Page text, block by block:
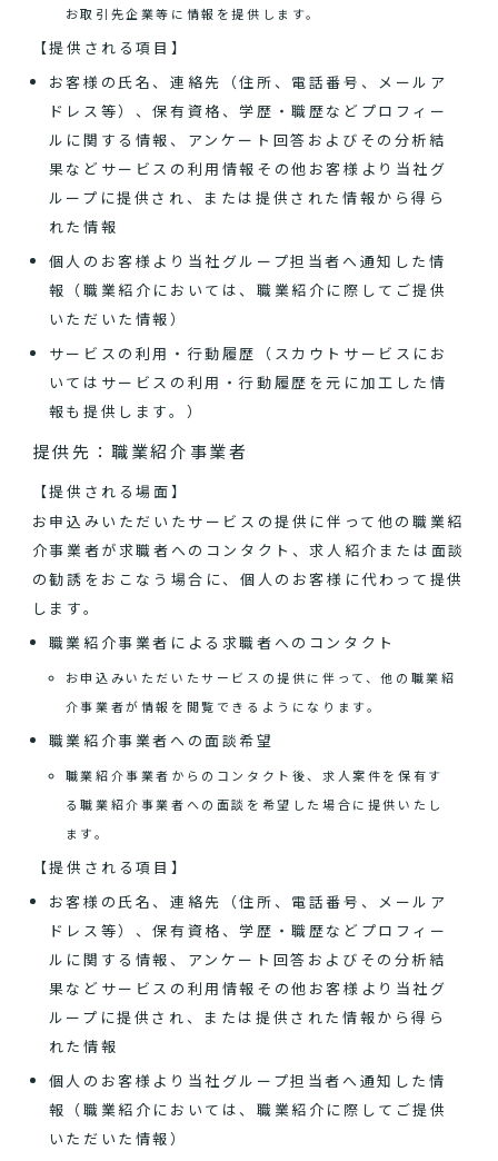
お取引先企業等に情報を提供します。
【提供される項目】
お客様の氏名、連絡先（住所、電話番号、メールア
ドレス等）、保有資格、学歴・職歴などプロフィー
ルに関する情報、アンケート回答およびその分析結
果などサービスの利用情報その他お客様より当社グ
ループに提供され、または提供された情報から得ら
れた情報
個人のお客様より当社グループ担当者へ通知した情
報（職業紹介においては、職業紹介に際してご提供
いただいた情報）
サービスの利用・行動履歴（スカウトサービスにお
いてはサービスの利用・行動履歴を元に加工した情
報も提供します。）
提供先：職業紹介事業者
【提供される場面】
お申込みいただいたサービスの提供に伴って他の職業紹
介事業者が求職者へのコンタクト、求人紹介または面談
の勧誘をおこなう場合に、個人のお客様に代わって提供
します。
職業紹介事業者による求職者へのコンタクト
お申込みいただいたサービスの提供に伴って、他の職業紹
介事業者が情報を閲覧できるようになります。
職業紹介事業者への面談希望
職業紹介事業者からのコンタクト後、求人案件を保有す
る職業紹介事業者への面談を希望した場合に提供いたし
ます。
【提供される項目】
お客様の氏名、連絡先（住所、電話番号、メールア
ドレス等）、保有資格、学歴・職歴などプロフィー
ルに関する情報、アンケート回答およびその分析結
果などサービスの利用情報その他お客様より当社グ
ループに提供され、または提供された情報から得ら
れた情報
個人のお客様より当社グループ担当者へ通知した情
報（職業紹介においては、職業紹介に際してご提供
いただいた情報）